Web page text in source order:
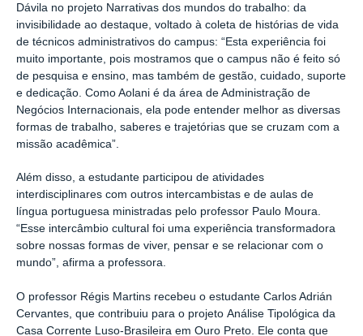
Dávila no projeto Narrativas dos mundos do trabalho: da
invisibilidade ao destaque, voltado à coleta de histórias de vida
de técnicos administrativos do campus: “Esta experiência foi
muito importante, pois mostramos que o campus não é feito só
de pesquisa e ensino, mas também de gestão, cuidado, suporte
e dedicação. Como Aolani é da área de Administração de
Negócios Internacionais, ela pode entender melhor as diversas
formas de trabalho, saberes e trajetórias que se cruzam com a
missão acadêmica”.
Além disso, a estudante participou de atividades
interdisciplinares com outros intercambistas e de aulas de
língua portuguesa ministradas pelo professor Paulo Moura.
“Esse intercâmbio cultural foi uma experiência transformadora
sobre nossas formas de viver, pensar e se relacionar com o
mundo”, afirma a professora.
O professor Régis Martins recebeu o estudante Carlos Adrián
Cervantes, que contribuiu para o projeto Análise Tipológica da
Casa Corrente Luso-Brasileira em Ouro Preto. Ele conta que